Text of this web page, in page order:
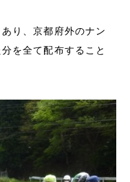
り、京都府外のナン
を全て配布すること